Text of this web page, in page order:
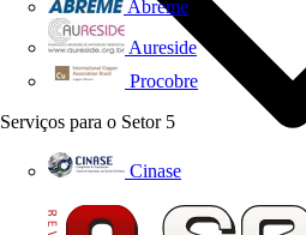
Abreme
Aureside
Procobre
Serviços para o Setor 5
Cinase